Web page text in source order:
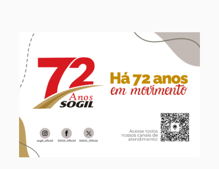
Segunda-Feira 8°
11 de agosto
Terça-Feira
12 de agosto
Quarta-Feira 15° 8°